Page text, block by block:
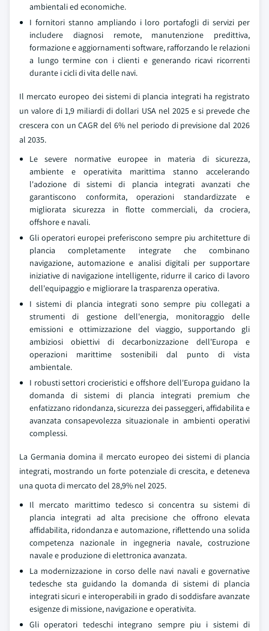
ambientali ed economiche.
I fornitori stanno ampliando i loro portafogli di servizi per
includere diagnosi remote, manutenzione predittiva,
formazione e aggiornamenti software, rafforzando le relazioni
a lungo termine con i clienti e generando ricavi ricorrenti
durante i cicli di vita delle navi.
Il mercato europeo dei sistemi di plancia integrati ha registrato
un valore di 1,9 miliardi di dollari USA nel 2025 e si prevede che
crescera con un CAGR del 6% nel periodo di previsione dal 2026
al 2035.
Le severe normative europee in materia di sicurezza,
ambiente e operativita marittima stanno accelerando
l'adozione di sistemi di plancia integrati avanzati che
garantiscono conformita, operazioni standardizzate e
migliorata sicurezza in flotte commerciali, da crociera,
offshore e navali.
Gli operatori europei preferiscono sempre piu architetture di
plancia completamente integrate che combinano
navigazione, automazione e analisi digitali per supportare
iniziative di navigazione intelligente, ridurre il carico di lavoro
dell'equipaggio e migliorare la trasparenza operativa.
I sistemi di plancia integrati sono sempre piu collegati a
strumenti di gestione dell'energia, monitoraggio delle
emissioni e ottimizzazione del viaggio, supportando gli
ambiziosi obiettivi di decarbonizzazione dell'Europa e
operazioni marittime sostenibili dal punto di vista
ambientale.
I robusti settori crocieristici e offshore dell'Europa guidano la
domanda di sistemi di plancia integrati premium che
enfatizzano ridondanza, sicurezza dei passeggeri, affidabilita e
avanzata consapevolezza situazionale in ambienti operativi
complessi.
La Germania domina il mercato europeo dei sistemi di plancia
integrati, mostrando un forte potenziale di crescita, e deteneva
una quota di mercato del 28,9% nel 2025.
Il mercato marittimo tedesco si concentra su sistemi di
plancia integrati ad alta precisione che offrono elevata
affidabilita, ridondanza e automazione, riflettendo una solida
competenza nazionale in ingegneria navale, costruzione
navale e produzione di elettronica avanzata.
La modernizzazione in corso delle navi navali e governative
tedesche sta guidando la domanda di sistemi di plancia
integrati sicuri e interoperabili in grado di soddisfare avanzate
esigenze di missione, navigazione e operativita.
Gli operatori tedeschi integrano sempre piu i sistemi di